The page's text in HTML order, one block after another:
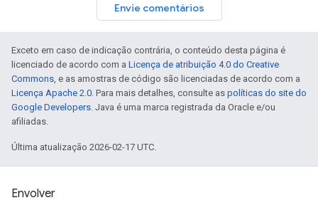
Envie comentários
Exceto em caso de indicação contrária, o conteúdo desta página é
licenciado de acordo com a Licença de atribuição 4.0 do Creative
Commons, e as amostras de código são licenciadas de acordo com a
Licença Apache 2.0. Para mais detalhes, consulte as políticas do site do
Google Developers. Java é uma marca registrada da Oracle e/ou
afiliadas.
Última atualização 2026-02-17 UTC.
Envolver